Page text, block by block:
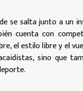
se salta junto a un
cuenta con
el estilo libre y el
sino que